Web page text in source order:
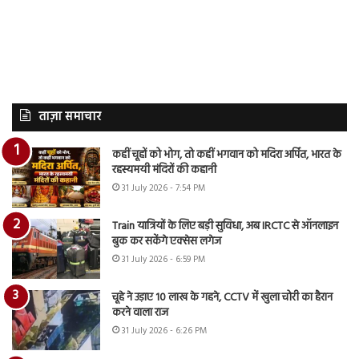
ताज़ा समाचार
कहीं चूहों को भोग, तो कहीं भगवान को मदिरा अर्पित, भारत के
रहस्यमयी मंदिरों की कहानी
31 July 2026 - 7:54 PM
Train यात्रियों के लिए बड़ी सुविधा, अब IRCTC से ऑनलाइन
बुक कर सकेंगे एक्सेस लगेज
31 July 2026 - 6:59 PM
चूहे ने उड़ाए 10 लाख के गहने, CCTV में खुला चोरी का हैरान
करने वाला राज
31 July 2026 - 6:26 PM